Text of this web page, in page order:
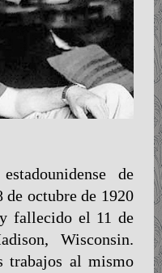
de
octubre de 1920
fallecido el 11 de
Wisconsin.
trabajos al mismo